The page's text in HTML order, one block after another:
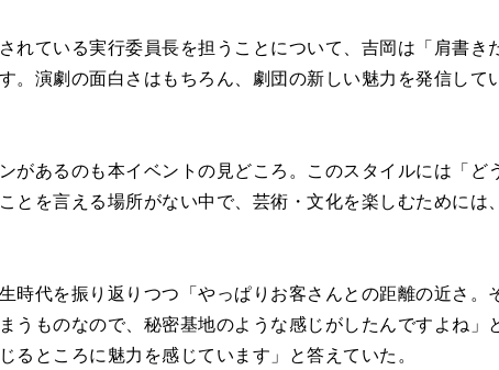
ている実行委員長を担うことについて、吉岡は「肩書き
演劇の面白さはもちろん、劇団の新しい魅力を発信して
あるのも本イベントの見どころ。このスタイルには「
とを言える場所がない中で、芸術・文化を楽しむために
代を振り返りつつ「やっぱりお客さんとの距離の近さ
ものなので、秘密基地のような感じがしたんですよね」
ところに魅力を感じています」と答えていた。